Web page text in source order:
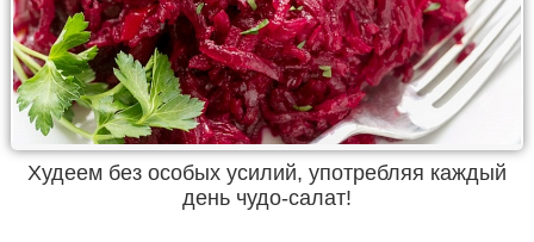
Худеем без особых усилий, употребляя каждый
день чудо-салат!